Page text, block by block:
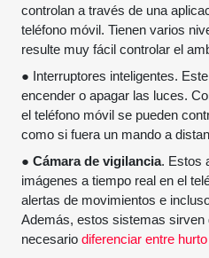
controlan a través de una
teléfono móvil. Tienen varios
resulte muy fácil controlar el
● Interruptores inteligentes.
encender o apagar las luces.
el teléfono móvil se pueden
como si fuera un mando a
● Cámara de vigilancia. Estos
imágenes a tiempo real en el
alertas de movimientos e
Además, estos sistemas sirven
necesario diferenciar entre